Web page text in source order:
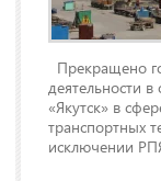
Прекращено
деятельности
«Якутск» в
транспортных
исключении